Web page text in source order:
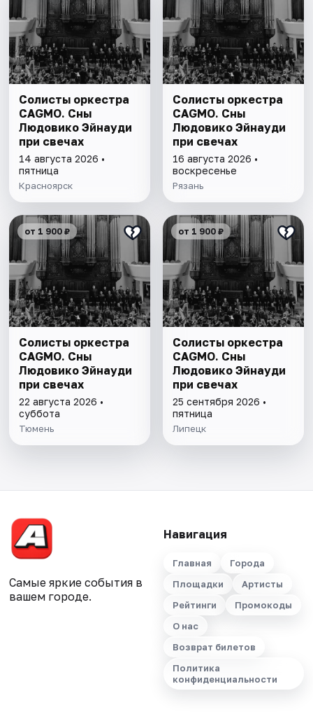
Солисты оркестра
CAGMO. Сны
Людовико Эйнауди
при свечах
14 августа 2026 •
пятница
Красноярск
Солисты оркестра
CAGMO. Сны
Людовико Эйнауди
при свечах
16 августа 2026 •
воскресенье
Рязань
от 1 900 ₽
Солисты оркестра
CAGMO. Сны
Людовико Эйнауди
при свечах
22 августа 2026 •
суббота
Тюмень
от 1 900 ₽
Солисты оркестра
CAGMO. Сны
Людовико Эйнауди
при свечах
25 сентября 2026 •
пятница
Липецк
Самые яркие события в
вашем городе.
Навигация
Главная
Города
Площадки
Артисты
Рейтинги
Промокоды
О нас
Возврат билетов
Политика
конфиденциальности